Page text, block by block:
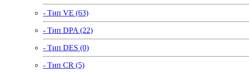
- Тип VE (63)
- Тип DPA (22)
- Тип DES (0)
- Тип CR (5)